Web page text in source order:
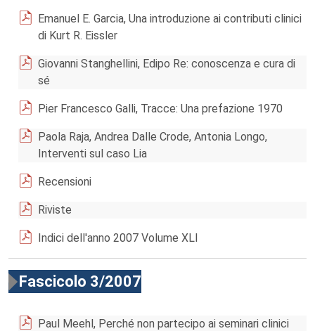
Emanuel E. Garcia, Una introduzione ai contributi clinici
di Kurt R. Eissler
Giovanni Stanghellini, Edipo Re: conoscenza e cura di
sé
Pier Francesco Galli, Tracce: Una prefazione 1970
Paola Raja, Andrea Dalle Crode, Antonia Longo,
Interventi sul caso Lia
Recensioni
Riviste
Indici dell'anno 2007 Volume XLI
Fascicolo 3/2007
Paul Meehl, Perché non partecipo ai seminari clinici